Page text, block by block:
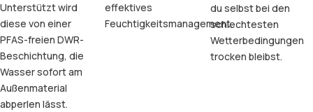
Unterstützt wird
diese von einer
PFAS-freien DWR-
Beschichtung, die
Wasser sofort am
Außenmaterial
abperlen lässt.
effektives
Feuchtigkeitsmanagement.
du selbst bei den
schlechtesten
Wetterbedingungen
trocken bleibst.